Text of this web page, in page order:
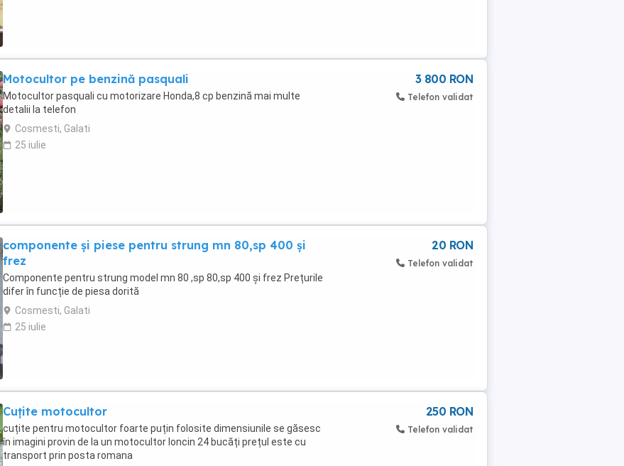
Motocultor pe benzină pasquali
Motocultor pasquali cu motorizare Honda,8 cp benzină mai multe
detalii la telefon
Cosmesti, Galati
25 iulie
3 800 RON
Telefon validat
componente și piese pentru strung mn 80,sp 400 și
frez
Componente pentru strung model mn 80 ,sp 80,sp 400 și frez Prețurile
difer în funcție de piesa dorită
Cosmesti, Galati
25 iulie
20 RON
Telefon validat
Cuțite motocultor
cuțite pentru motocultor foarte puțin folosite dimensiunile se găsesc
în imagini provin de la un motocultor loncin 24 bucăți prețul este cu
transport prin posta romana
250 RON
Telefon validat